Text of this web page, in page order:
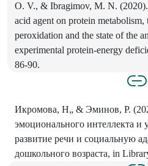
О. V., & Ibragimov, M. N.
acid agent on protein
peroxidation and the state of the
experimental protein-energy
86-90.
Икромова, H„ & Эминов, P.
эмоционального интеллекта и
развитие речи и социальную
дошкольного возраста, in